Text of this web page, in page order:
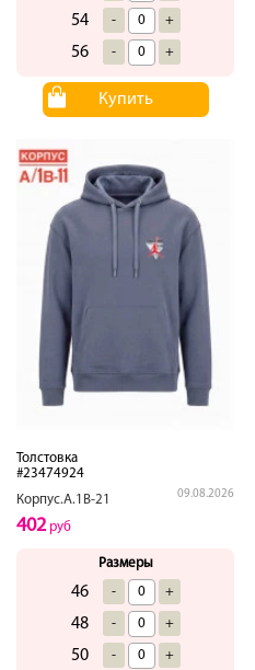
54 - +
56 - +
Купить
Толстовка
#23474924
Корпус.А.1В-21
09.08.2026
402руб
Размеры
46 - +
48 - +
50 - +